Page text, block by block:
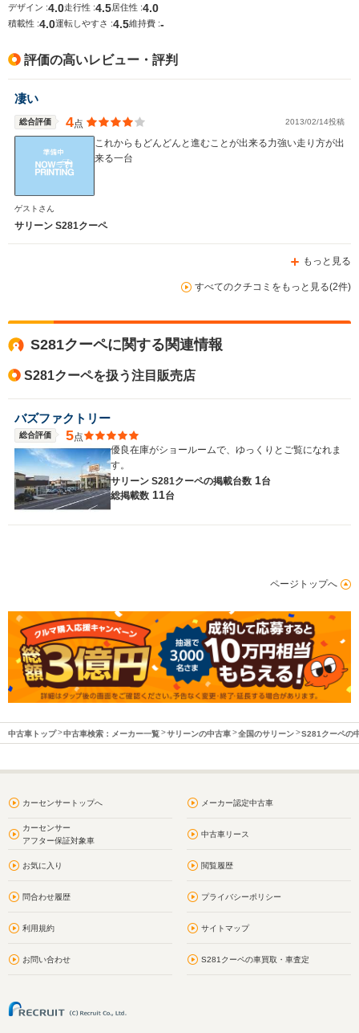
サイズ
WLTCモード
燃費
全幅
-m
-m
3135cc 2501cc
デザイン :4.0走行性 :4.5 居住性 :4.0
積載性 :4.0運転しやすさ :4.5維持費 :-
評価の高いレビュー・評判
凄い
総合評価 4点 2013/02/14投稿
これからもどんどんと進むことが出来る力強い走り方が出
来る一台
ゲストさん
サリーン S281クーペ
もっと見る
すべてのクチコミをもっと見る(2件)
S281クーペに関する関連情報
S281クーペを扱う注目販売店
バズファクトリー
総合評価 5点
優良在庫がショールームで、ゆっくりとご覧になれま
す。
サリーン S281クーペの掲載台数 1台
総掲載数 11台
ページトップへ
中古車トップ 中古車検索：メーカー一覧 サリーンの中古車 全国のサリーン S281クーペの
カーセンサートップへ メーカー認定中古車
カーセンサー
アフター保証対象車
中古車リース
お気に入り 閲覧履歴
問合わせ履歴 プライバシーポリシー
利用規約 サイトマップ
お問い合わせ S281クーペの車買取・車査定